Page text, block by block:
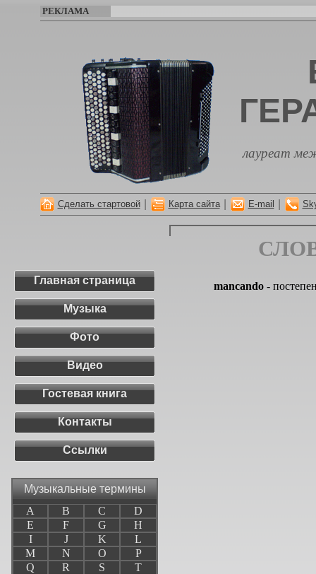
РЕКЛАМА
лауреат
Сделать стартовой Карта сайта E-mail
Главная страница
Музыка
Фото
Видео
Гостевая книга
Контакты
Ссылки
Музыкальные термины
A
B C
D
E
F G
H
I
J K
L
M
N O
P
Q
R S
T
mancando-